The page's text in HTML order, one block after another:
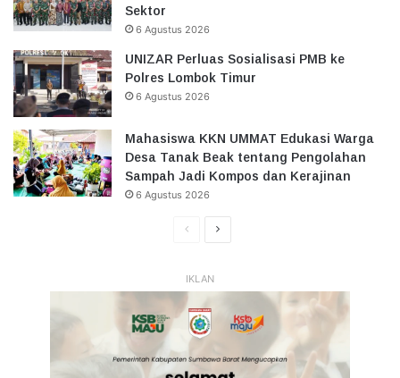
Sektor
6 Agustus 2026
UNIZAR Perluas Sosialisasi PMB ke
Polres Lombok Timur
6 Agustus 2026
Mahasiswa KKN UMMAT Edukasi Warga
Desa Tanak Beak tentang Pengolahan
Sampah Jadi Kompos dan Kerajinan
6 Agustus 2026
HalamanHalaman
IKLAN